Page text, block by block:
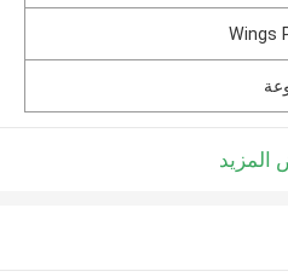
Wings